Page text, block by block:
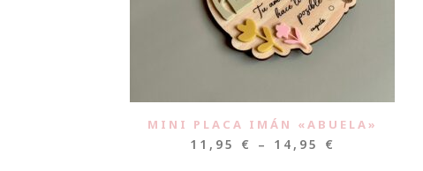
MINI PLACA IMÁN «ABUELA»
11,95 € – 14,95 €